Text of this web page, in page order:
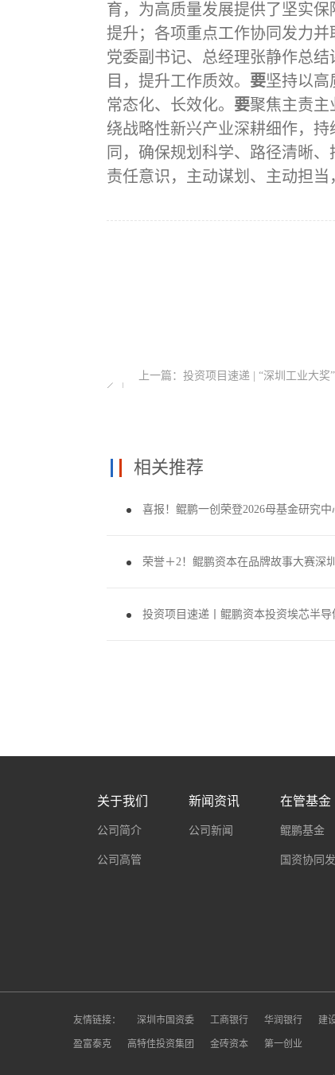
育，为高质量发展提供了坚实
提升；各项重点工作协同发力并
党委副书记、总经理张静作总
目，提升工作质效。 要坚持以
常态化、长效化。 要聚焦主责主
绕战略性新兴产业深耕细作，持
同，确保规划科学、路径清晰、
责任意识，主动谋划、主动担
上一篇：投资项目速递 | “深圳工业大奖
相关推荐
喜报！鲲鹏一创荣登2026母基金研究
荣誉＋2！鲲鹏资本在品牌故事大赛深
关于我们
公司简介
公司高管
新闻资讯
公司新闻
在管基金
鲲鹏基金
国资协同
友情链接： 深圳市国资委 工商银行 华润银行 建
盈富泰克 高特佳投资集团 金砖资本 第一创业